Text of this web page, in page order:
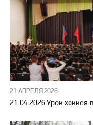
21 АПРЕЛЯ 2026
21.04.2026 Урок